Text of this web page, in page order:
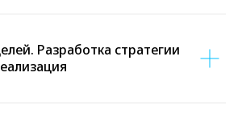
Разработка стратегии